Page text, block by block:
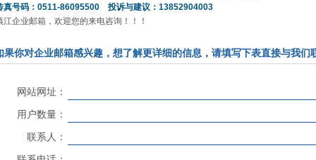
真号码：0511-86095500 投诉与建议：13852904003
江企业邮箱 ，欢迎您的来电咨询！！！
果你对企业邮箱感兴趣，想了解更详细的信息，请填写下表直接与我们
网站网址：
用户数量：
联系人：